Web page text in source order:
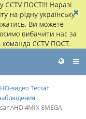
CCTV ПОСТ!!! Наразі
на рідну українську
Ви можете
вибачити нас за
команда CCTV ПОСТ.
HD-видео Tecsar
AHD 4MIX 8MEGA